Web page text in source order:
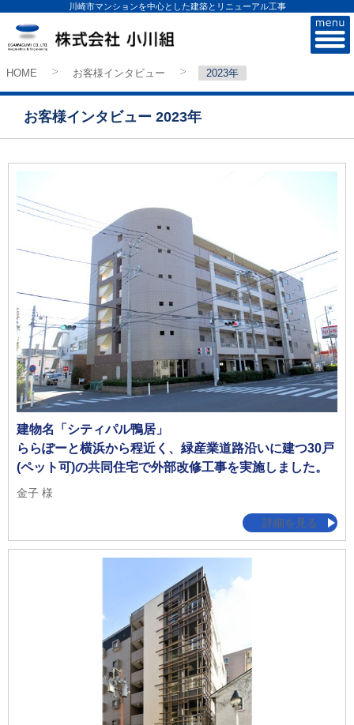
川崎市マンションを中心とした建築とリニューアル工事
HOME >お客様インタビュー 2023年
お客様インタビュー 2023年
建物名「シティパル鴨居」
ららぽーと横浜から程近く、緑産業道路沿いに建つ30戸
(ペット可)の共同住宅で外部改修工事を実施しました。
金子 様
詳細を見る